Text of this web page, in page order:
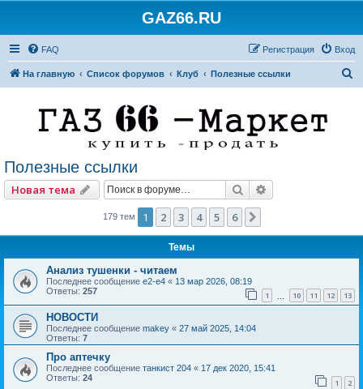
GAZ66.RU
FAQ Вход
Регистрация
На главную Список форумов Клуб Полезные ссылки
Полезные ссылки
Новая тема Поиск
179 тем 1 2 3 4 5 6
Темы
Анализ тушенки - читаем
Последнее сообщение e2-e4 « 13 мар 2026, 08:19
Ответы: 257 1 10 11 12 13
НОВОСТИ
Последнее сообщение makey « 27 май 2025, 14:04
Ответы: 7
Про аптечку
Последнее сообщение танкист 204 « 17 дек 2020, 15:41
Ответы: 24 1 2